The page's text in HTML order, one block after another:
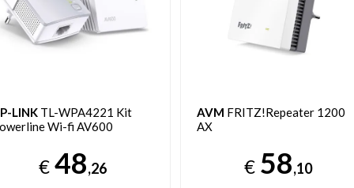
FRITZ!Repeater 1200
€ 58,10
AVM FRITZ!Repeater 600
29